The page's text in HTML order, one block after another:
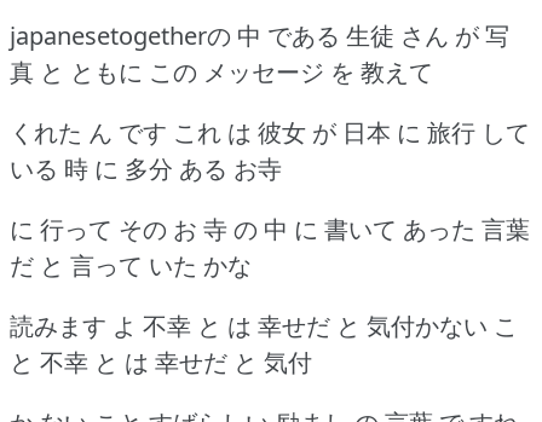
japanesetogetherの 中 である 生徒 さん が 写
真 と ともに この メッセージ を 教えて
くれた ん です これ は 彼女 が 日本 に 旅行 して
いる 時 に 多分 ある お寺
に 行って その お 寺 の 中 に 書いて あった 言葉
だ と 言って いた かな
読みます よ 不幸 と は 幸せだ と 気付かない こ
と 不幸 と は 幸せだ と 気付